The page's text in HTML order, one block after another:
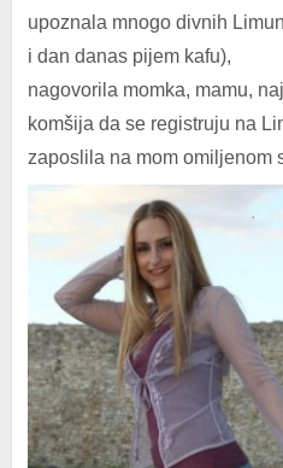
upoznala mnogo divnih
i dan danas pijem kafu),
nagovorila momka, mamu,
komšija da se registruju na
zaposlila na mom omiljenom